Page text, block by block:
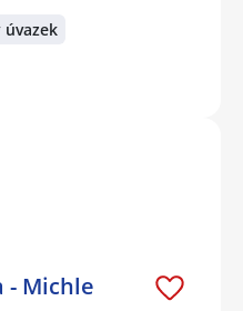
úvazek
- Michle